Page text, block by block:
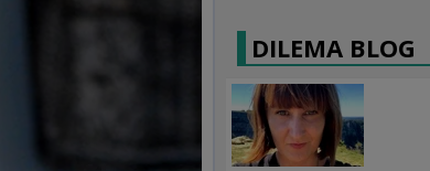
DILEMA BLOG